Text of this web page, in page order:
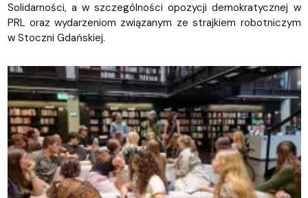
Solidarności, a w szczególności opozycji demokratycznej w
PRL oraz wydarzeniom związanym ze strajkiem robotniczym
w Stoczni Gdańskiej.